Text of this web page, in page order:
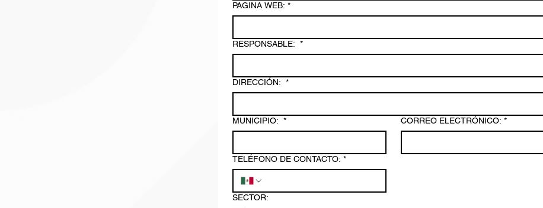
PAGINA WEB: *
RESPONSABLE: *
DIRECCIÓN: *
MUNICIPIO: * CORREO ELECTRÓNICO: *
TELÉFONO DE CONTACTO: *
SECTOR: